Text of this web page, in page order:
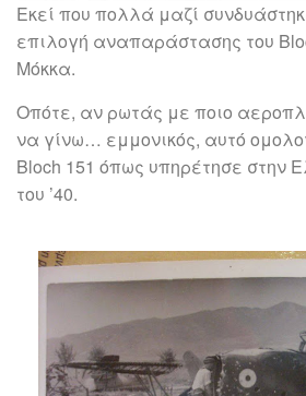
Εκεί που πολλά μαζί
επιλογή αναπαράστασης του
Μόκκα.
Οπότε, αν ρωτάς με ποιο
να γίνω… εμμονικός, αυτό
Bloch 151 όπως υπηρέτησε στην
του ’40.